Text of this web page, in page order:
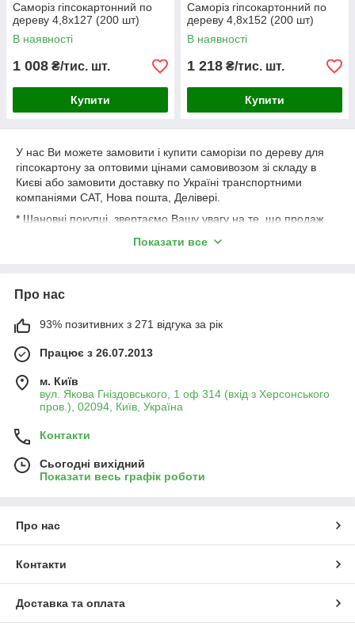
Саморіз гіпсокартонний по
дереву 4,8х127 (200 шт)
В наявності
1 008 ₴/тис. шт.
Купити
Саморіз гіпсокартонний по
дереву 4,8х152 (200 шт)
В наявності
1 218 ₴/тис. шт.
Купити
У нас Ви можете замовити і купити саморізи по дереву для
гіпсокартону за оптовими цінами самовивозом зі складу в
Києві або замовити доставку по Україні транспортними
компаніями САТ, Нова пошта, Делівері.
* Шановні покупці, звертаємо Вашу увагу на те, що продаж
питання щодо можливої продажі не комплектації
Показати все
Про нас
93% позитивних з 271 відгука за рік
Працює з 26.07.2013
м. Київ
вул. Якова Гніздовського, 1 оф 314 (вхід з Херсонського
пров.), 02094, Київ, Україна
Контакти
Сьогодні вихідний
Показати весь графік роботи
Про нас
Контакти
Доставка та оплата